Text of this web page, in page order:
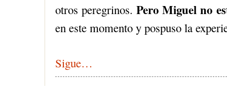
otros peregrinos.Pero Miguel no
en este momento y pospuso la
Sigue…